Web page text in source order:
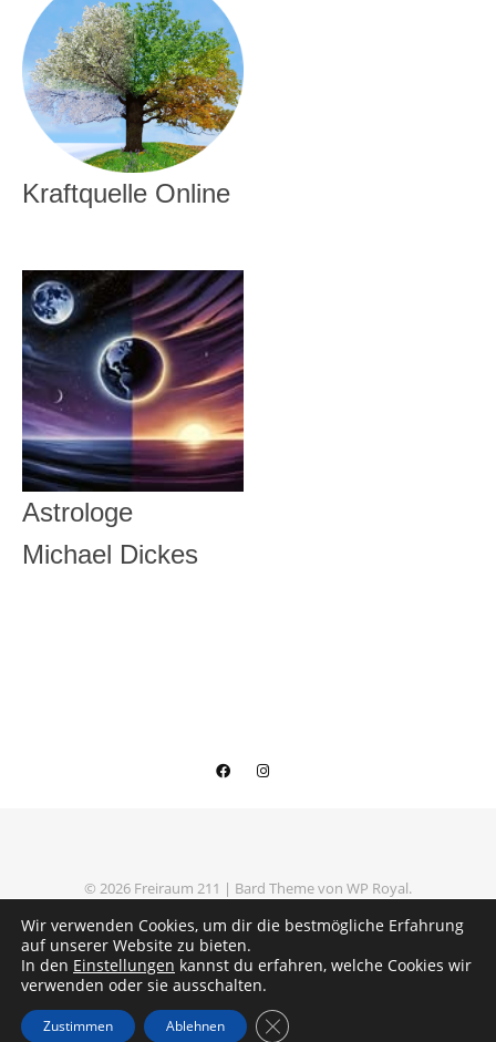
Kraftquelle Online
Astrologe
Michael Dickes
© 2026 Freiraum 211 | Bard Theme von WP Royal.
Datenschutzerklärung
Impressum
ZURÜCK NACH OBEN
Wir verwenden Cookies, um dir die bestmögliche Erfahrung
auf unserer Website zu bieten.
In den Einstellungen kannst du erfahren, welche Cookies wir
verwenden oder sie ausschalten.
Zustimmen Ablehnen GDPR Cookie-Banner